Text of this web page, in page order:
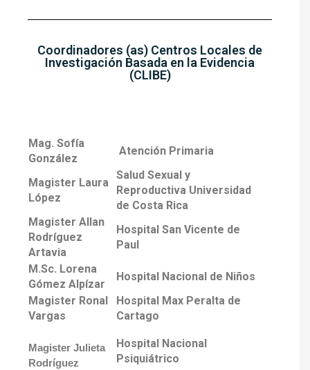
Coordinadores (as) Centros Locales de
Investigación Basada en la Evidencia
(CLIBE)
Mag. Sofía
González
Atención Primaria
Magister Laura
López
Salud Sexual y
Reproductiva Universidad
de Costa Rica
Magister Allan
Rodríguez
Artavia
Hospital San Vicente de
Paul
M.Sc. Lorena
Gómez Alpízar
Hospital Nacional de Niños
Magister Ronal
Vargas
Hospital Max Peralta de
Cartago
Magister Julieta
Rodríguez
Hospital Nacional
Psiquiátrico